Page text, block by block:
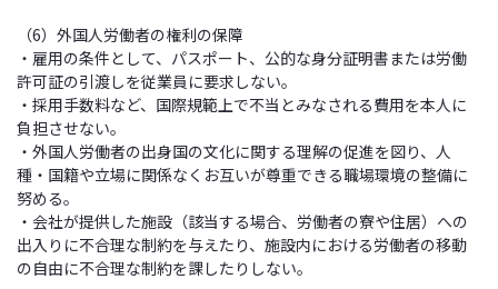
（6）外国人労働者の権利の保障
・雇用の条件として、パスポート、公的な身分証明書または労働
許可証の引渡しを従業員に要求しない。
・採用手数料など、国際規範上で不当とみなされる費用を本人に
負担させない。
・外国人労働者の出身国の文化に関する理解の促進を図り、人
種・国籍や立場に関係なくお互いが尊重できる職場環境の整備に
努める。
・会社が提供した施設（該当する場合、労働者の寮や住居）への
出入りに不合理な制約を与えたり、施設内における労働者の移動
の自由に不合理な制約を課したりしない。